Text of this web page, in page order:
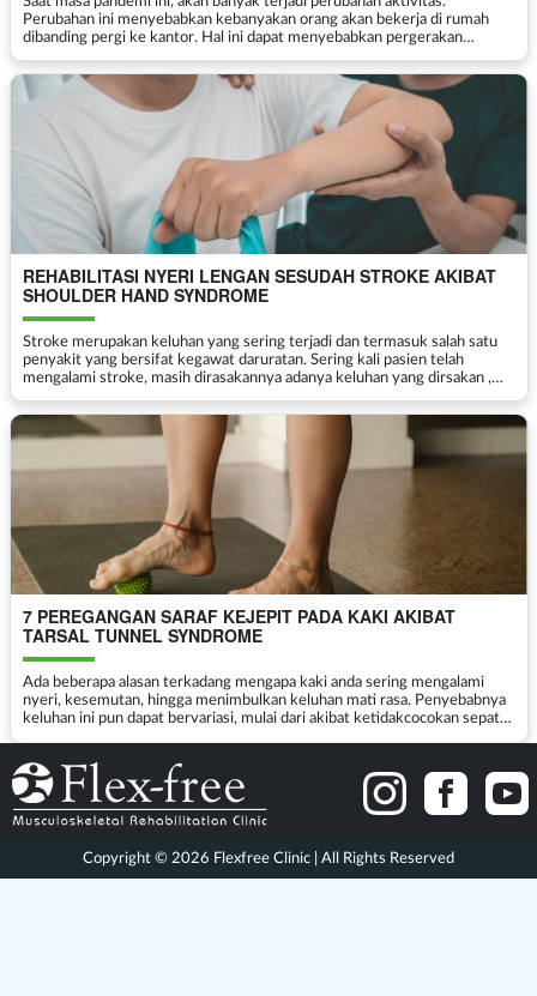
Perubahan ini menyebabkan kebanyakan orang akan bekerja di rumah
dibanding pergi ke kantor. Hal ini dapat menyebabkan pergerakan
REHABILITASI NYERI LENGAN SESUDAH STROKE AKIBAT
SHOULDER HAND SYNDROME
Stroke merupakan keluhan yang sering terjadi dan termasuk salah satu
penyakit yang bersifat kegawat daruratan. Sering kali pasien telah
mengalami stroke, masih dirasakannya adanya keluhan yang dirsakan ,
7 PEREGANGAN SARAF KEJEPIT PADA KAKI AKIBAT
TARSAL TUNNEL SYNDROME
Ada beberapa alasan terkadang mengapa kaki anda sering mengalami
nyeri, kesemutan, hingga menimbulkan keluhan mati rasa. Penyebabnya
keluhan ini pun dapat bervariasi, mulai dari akibat ketidakcocokan sepatu ,
Copyright © 2026 Flexfree Clinic | All Rights Reserved